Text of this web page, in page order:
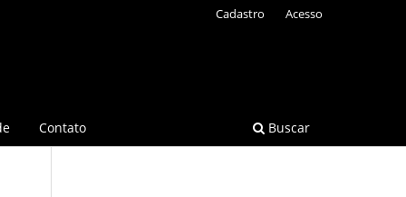
Contato Buscar
Cadastro Acesso